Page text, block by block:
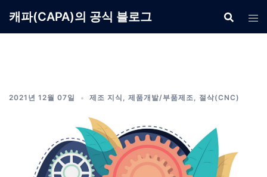
캐파(CAPA)의 공식 블로그
2021년 12월 07일 제조 지식 , 제품개발/부품제조, 절삭(CNC)